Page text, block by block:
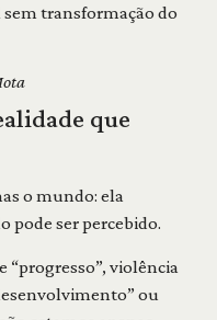
transformação do
que
o mundo: ela
pode ser percebido.
“progresso”, violência
ou